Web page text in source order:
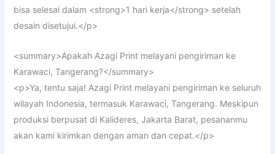
bisa selesai dalam <strong>1 hari kerja</strong> setelah
desain disetujui.</p>
<summary>Apakah Azagi Print melayani pengiriman ke
Karawaci, Tangerang?</summary>
<p>Ya, tentu saja! Azagi Print melayani pengiriman ke seluruh
wilayah Indonesia, termasuk Karawaci, Tangerang. Meskipun
produksi berpusat di Kalideres, Jakarta Barat, pesananmu
akan kami kirimkan dengan aman dan cepat.</p>